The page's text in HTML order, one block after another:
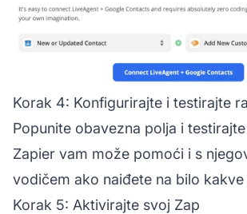
Korak 4: Konfigurirajte i testirajte
Popunite obavezna polja i
Zapier vam može pomoći i s
vodičem ako naiđete na bilo
Korak 5: Aktivirajte svoj Zap